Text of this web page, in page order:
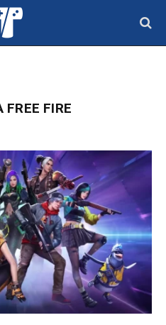
FREE FIRE